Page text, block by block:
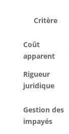
Critère
Coût
apparent
Rigueur
juridique
Gestion des
impayés